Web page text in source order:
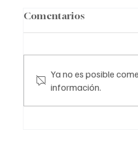
Plan de Negocio
Comentarios
Ya no es posible
información.